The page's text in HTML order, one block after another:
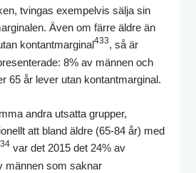
tvingas exempelvis sälja sin
Även om färre äldre än
kontantmarginal433, så är
8% av männen och
65 år lever utan kontantmarginal.
andra utsatta grupper,
att bland äldre (65-84 år) med
var det 2015 det 24% av
männen som saknar